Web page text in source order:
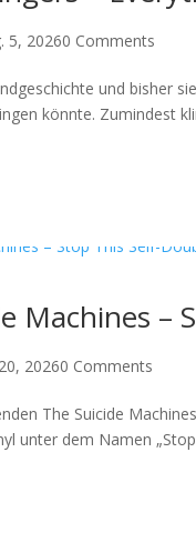
5, 20260 Comments
und bisher
könnte. Zumindest
Machines –
20260 Comments
The Suicide
unter dem Namen